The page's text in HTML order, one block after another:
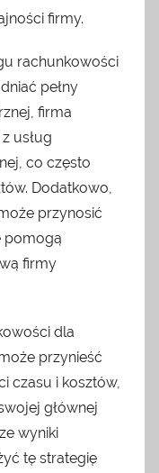
firmy.
rachunkowości
pełny
firma
usług
co często
Dodatkowo,
przynosić
pomogą
firmy
dla
przynieść
czasu i kosztów,
głównej
wyniki
tę strategię